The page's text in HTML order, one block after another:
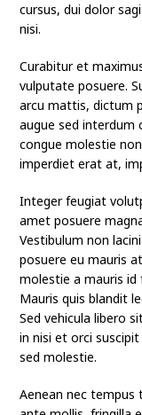
cursus, dui dolor
nisi.
Curabitur et
vulputate posuere.
arcu mattis, dictum
augue sed interdum
congue molestie
imperdiet erat at,
Integer feugiat
amet posuere
Vestibulum non
posuere eu mauris
molestie a mauris
Mauris quis blandit
Sed vehicula libero
in nisi et orci
sed molestie.
Aenean nec tempus